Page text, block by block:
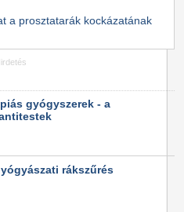
a prosztatarák kockázatának
gyógyszerek - a
rákszűrés